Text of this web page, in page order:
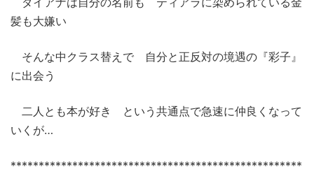
髪も大嫌い
そんな中クラス替えで 自分と正反対の境遇の『彩子』
に出会う
二人とも本が好き という共通点で急速に仲良くなって
いくが…
****************************************************